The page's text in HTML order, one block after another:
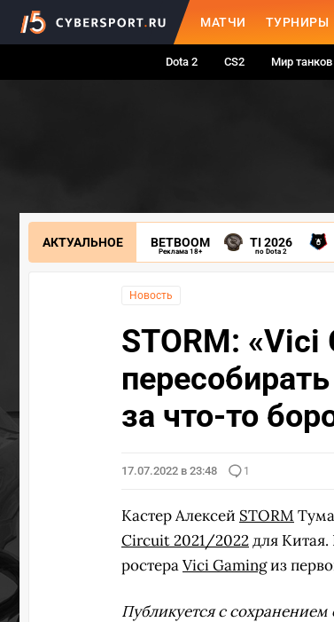
МАТЧИ ТУРНИРЫ
Dota 2 CS2 Мир танков
АКТУАЛЬНОЕ BETBOOM
Реклама 18+
TI 2026
по Dota 2
Новость
STORM:
за что-то
17.07.2022 в 23:48 1
Кастер Алексей STORM
Circuit 2021/2022для
ростераVici Gamingиз
Публикуется с